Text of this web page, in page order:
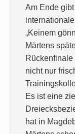
Am Ende
„Keinem
Märtens
Rückenfinale
nicht nur
Es ist eine
hat in